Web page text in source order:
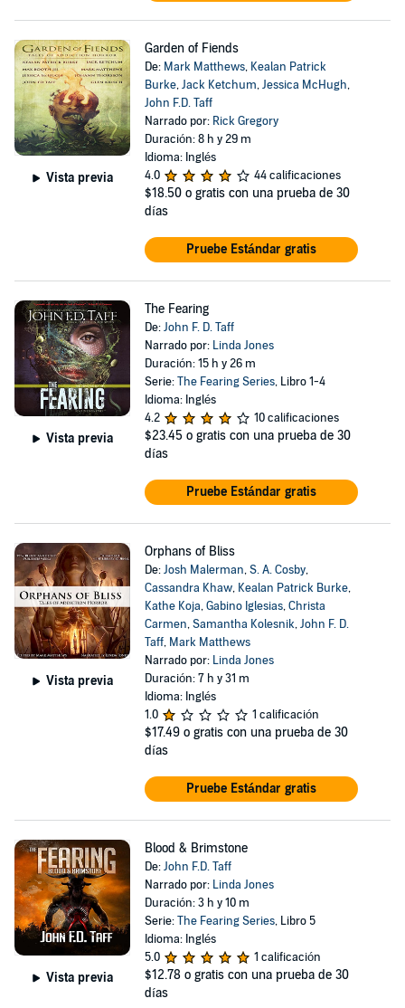
Vista previa
Garden of Fiends
De: Mark Matthews, Kealan Patrick
Burke,Jack Ketchum,Jessica McHugh,
John F.D. Taff
Narrado por: Rick Gregory
Duración: 8 h y 29 m
Idioma: Inglés
4.0
44 calificaciones
$18.50 o gratis con una prueba de 30
días
Pruebe Estándar gratis
Vista previa
The Fearing
De:John F. D. Taff
Narrado por: Linda Jones
Duración: 15 h y 26 m
Serie:The Fearing Series, Libro 1-4
Idioma: Inglés
4.2
10 calificaciones
$23.45 o gratis con una prueba de 30
días
Pruebe Estándar gratis
Vista previa
Orphans of Bliss
De:Josh Malerman,S. A. Cosby,
Cassandra Khaw, Kealan Patrick Burke,
Kathe Koja,Gabino Iglesias,Christa
Carmen,Samantha Kolesnik,John F. D.
Taff, Mark Matthews
Narrado por: Linda Jones
Duración: 7 h y 31 m
Idioma: Inglés
1.0
1 calificación
$17.49 o gratis con una prueba de 30
días
Pruebe Estándar gratis
Vista previa
Blood & Brimstone
De:John F.D. Taff
Narrado por: Linda Jones
Duración: 3 h y 10 m
Serie:The Fearing Series, Libro 5
Idioma: Inglés
5.0
1 calificación
$12.78 o gratis con una prueba de 30
días